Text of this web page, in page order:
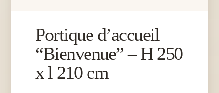
Portique d’accueil
“Bienvenue” – H 250
x l 210 cm